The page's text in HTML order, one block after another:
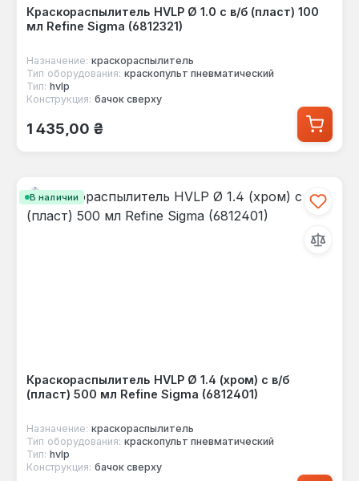
Краскораспылитель HVLP Ø 1.0 с в/б (пласт) 100
мл Refine Sigma (6812321)
Назначение: краскораспылитель
Тип оборудования: краскопульт пневматический
Тип: hvlp
Конструкция: бачок сверху
Обычная цена:
1 435,00 ₴
В наличии
Краскораспылитель HVLP Ø 1.4 (хром) с в/б
(пласт) 500 мл Refine Sigma (6812401)
Назначение: краскораспылитель
Тип оборудования: краскопульт пневматический
Тип: hvlp
Конструкция: бачок сверху